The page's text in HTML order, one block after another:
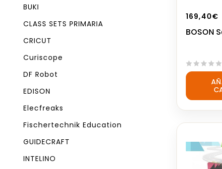
169,40€
BOSON
0
5
BUKI
CLASS SETS PRIMARIA
CRICUT
Curiscope
DF Robot
EDISON
Elecfreaks
Fischertechnik Education
GUIDECRAFT
INTELINO